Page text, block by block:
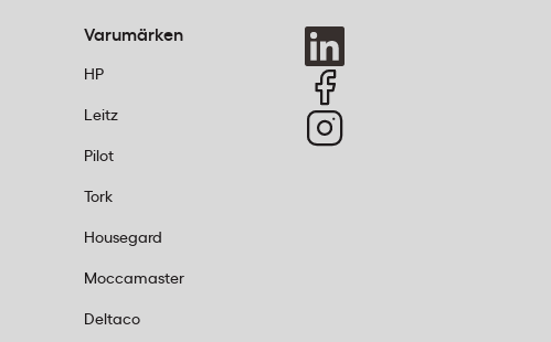
Varumärken
HP
Leitz
Pilot
Tork
Housegard
Moccamaster
Deltaco